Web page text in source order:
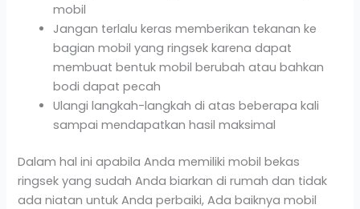
mobil
Jangan terlalu keras memberikan tekanan ke
bagian mobil yang ringsek karena dapat
membuat bentuk mobil berubah atau bahkan
bodi dapat pecah
Ulangi langkah-langkah di atas beberapa kali
sampai mendapatkan hasil maksimal
Dalam hal ini apabila Anda memiliki mobil bekas
ringsek yang sudah Anda biarkan di rumah dan tidak
ada niatan untuk Anda perbaiki, Ada baiknya mobil